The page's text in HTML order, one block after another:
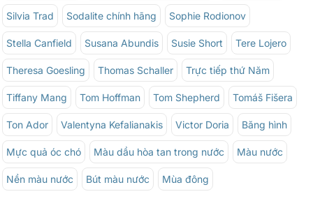
Silvia Trad Sodalite chính hãng Sophie Rodionov
Stella Canfield Susana Abundis Susie Short Tere Lojero
Theresa Goesling Thomas Schaller Trực tiếp thứ Năm
Tiffany Mang Tom Hoffman Tom Shepherd Tomáš Fišera
Ton Ador Valentyna Kefalianakis Victor Doria Băng hình
Mực quả óc chó Màu dầu hòa tan trong nước Màu nước
Nền màu nước Bút màu nước Mùa đông